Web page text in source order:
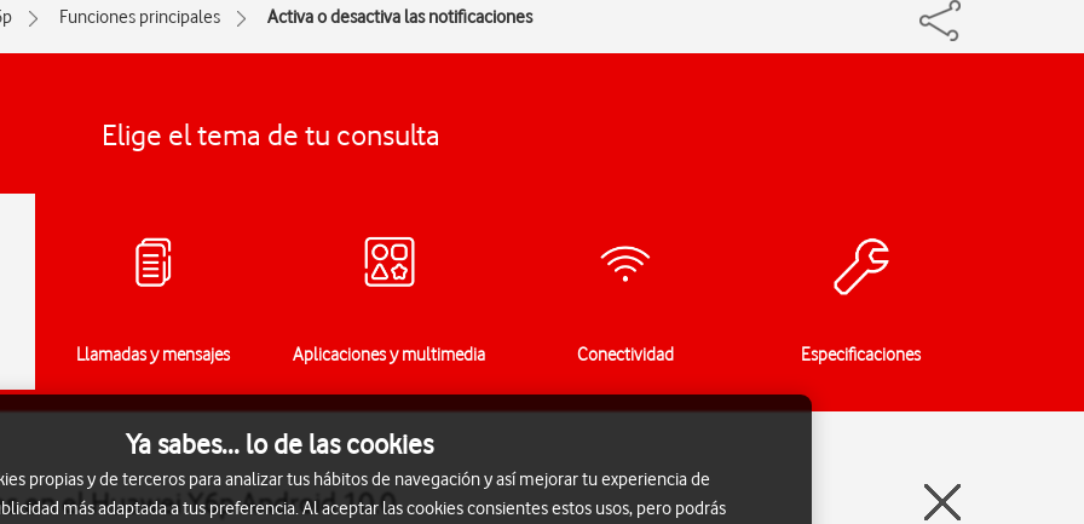
Funciones principales Activa o desactiva las notificaciones
Elige el tema de tu consulta
Llamadas y mensajes Aplicaciones y multimedia Conectividad Especificaciones
en el Huawei Y6p Android 10.0
Ya sabes... lo de las cookies
propias y de terceros para analizar tus hábitos de navegación y así mejorar tu experiencia de
más adaptada a tus preferencia. Al aceptar las cookies consientes estos usos, pero podrás